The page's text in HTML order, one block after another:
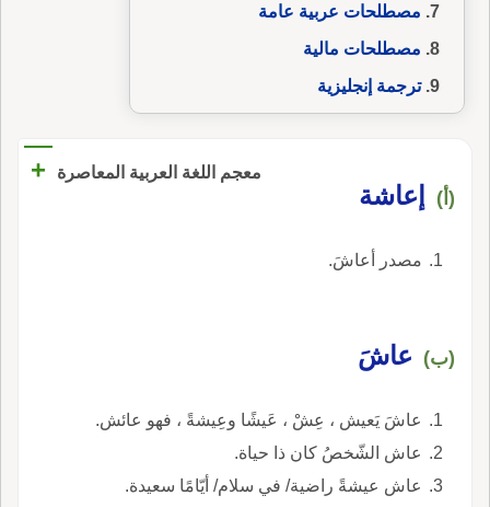
مصطلحات عربية عامة
مصطلحات مالية
ترجمة إنجليزية
معجم اللغة العربية المعاصرة +
(أ) إعاشة
مصدر أعاشَ.
(ب) عاشَ
عاشَ يَعيش ، عِشْ ، عَيشًا وعِيشةً ، فهو عائش.
عاش الشّخصُ كان ذا حياة.
عاش عيشةً راضية/ في سلام/ أيّامًا سعيدة.